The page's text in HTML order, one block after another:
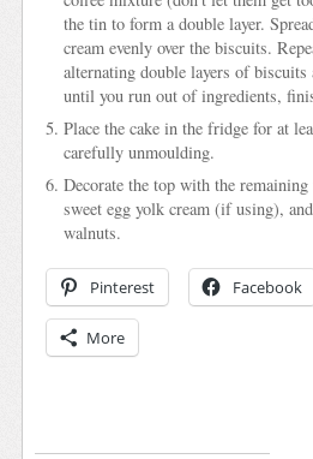
the tin to form a double layer.
cream evenly over the biscuits.
alternating double layers of biscuits
until you run out of ingredients,
Place the cake in the fridge for at
carefully unmoulding.
Decorate the top with the
sweet egg yolk cream (if using),
walnuts.
Pinterest Facebook
More